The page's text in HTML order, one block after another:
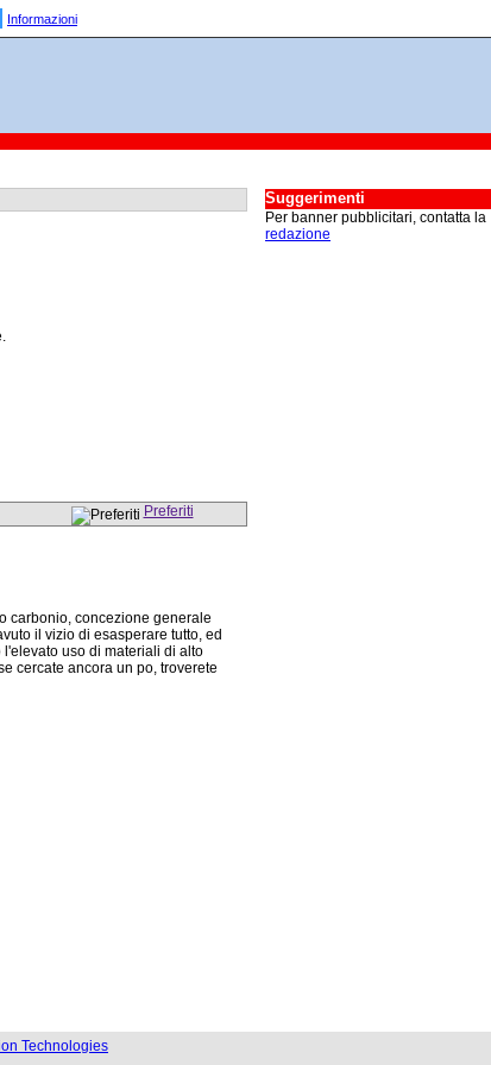
Informazioni
Preferiti
carbonio, concezione generale
il vizio di esasperare tutto, ed
uso di materiali di alto
cercate ancora un po, troverete
Suggerimenti
Per banner pubblicitari, contatta la
redazione
Technologies